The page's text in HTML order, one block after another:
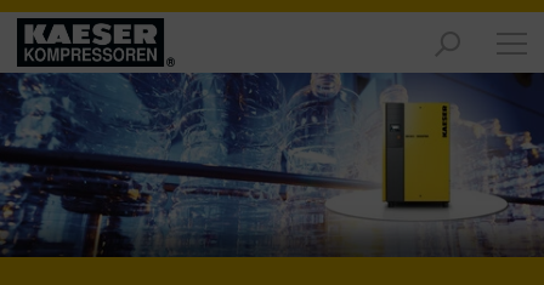
Proizvodi
-
Pregled
Rješenja
-
Pregled